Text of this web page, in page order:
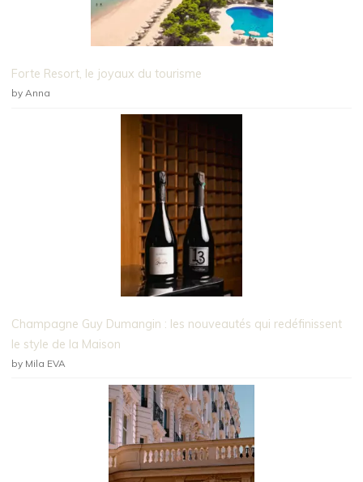
Forte Resort, le joyaux du tourisme
by Anna
Champagne Guy Dumangin : les nouveautés qui redéfinissent
le style de la Maison
by Mila EVA